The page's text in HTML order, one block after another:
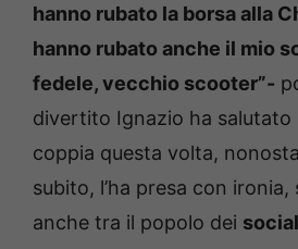
hanno rubato la borsa alla
hanno rubato anche il mio
fedele, vecchio scooter”-
divertito Ignazio ha salutato
coppia questa volta,
subito, l’ha presa con
anche tra il popolo dei